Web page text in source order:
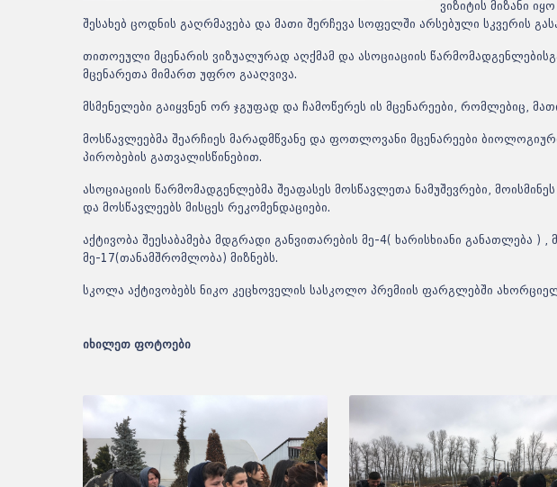
ვიზიტის მიზანი
შესახებ ცოდნის გაღრმავება და მათი შერჩევა სოფელში არსებული სკვერის
თითოეული მცენარის ვიზუალურად აღქმამ და ასოციაციის
მცენარეთა მიმართ უფრო გააღვივა.
მსმენელები გაიყვნენ ორ ჯგუფად და ჩამოწერეს ის მცენარეები, რომლებიც,
მოსწავლეებმა შეარჩიეს მარადმწვანე და ფოთლოვანი მცენარეები
პირობების გათვალისწინებით.
ასოციაციის წარმომადგენლებმა შეაფასეს მოსწავლეთა ნამუშევრები,
და მოსწავლეებს მისცეს რეკომენდაციები.
აქტივობა შეესაბამება მდგრადი განვითარების მე-4( ხარისხიანი განათლება ) ,
მე-17(თანამშრომლობა) მიზნებს.
სკოლა აქტივობებს ნიკო კეცხოველის სასკოლო პრემიის ფარგლებში
იხილეთ ფოტოები